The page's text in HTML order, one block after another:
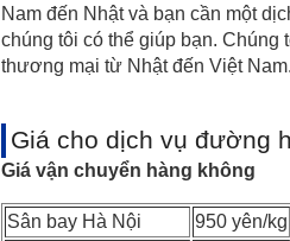
Nam đến Nhật và bạn cần một
chúng tôi có thể giúp bạn. Chúng
thương mại từ Nhật đến Việt Nam.
Giá cho dịch vụ đường
Giá vận chuyển hàng không
Sân bay Hà Nội
950 yên/kg